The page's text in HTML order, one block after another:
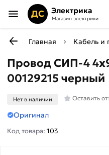
ДС Электрика
Магазин электрики
Главная Кабель и
Провод СИП-4
00129215 черный
Нет в наличии Оставить
Оригинал
Код товара:103